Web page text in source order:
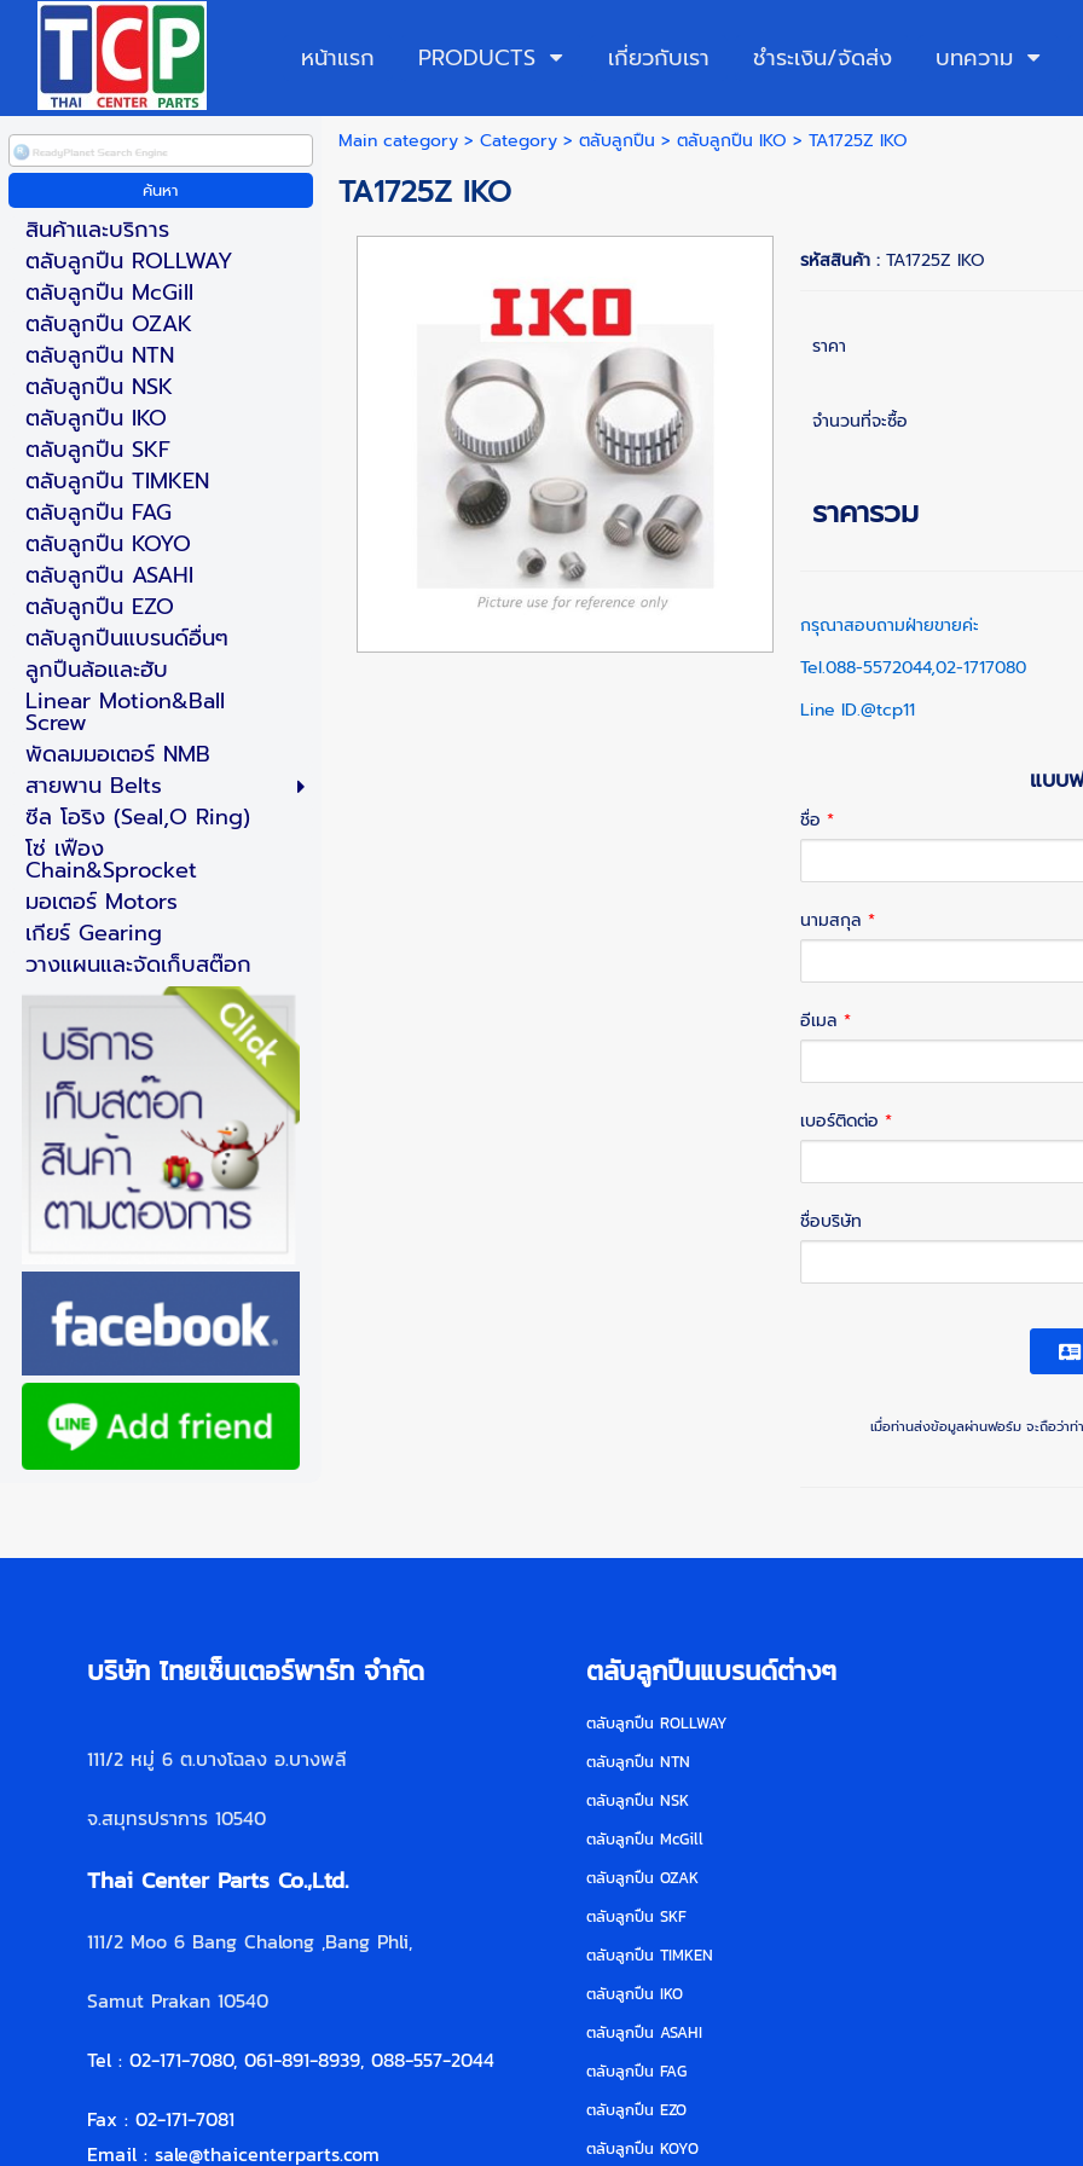
หน้าแรก PRODUCTS เกี่ยวกับเรา ชำระเงิน/จัดส่ง บทความ
สินค้าและบริการ
ตลับลูกปืน ROLLWAY
ตลับลูกปืน McGill
ตลับลูกปืน OZAK
ตลับลูกปืน NTN
ตลับลูกปืน NSK
ตลับลูกปืน IKO
ตลับลูกปืน SKF
ตลับลูกปืน TIMKEN
ตลับลูกปืน FAG
ตลับลูกปืน KOYO
ตลับลูกปืน ASAHI
ตลับลูกปืน EZO
ตลับลูกปืนแบรนด์อื่นๆ
ลูกปืนล้อและฮับ
Linear Motion&Ball
Screw
พัดลมมอเตอร์ NMB
สายพาน Belts
ซีล โอริง (Seal,O Ring)
โซ่ เฟือง
Chain&Sprocket
มอเตอร์ Motors
เกียร์ Gearing
วางแผนและจัดเก็บสต๊อก
Main category> Category> ตลับลูกปืน > ตลับลูกปืน IKO > TA1725Z IKO
TA1725Z IKO
รหัสสินค้า : TA1725Z IKO
ราคา
จำนวนที่จะซื้อ
ราคารวม
กรุณาสอบถามฝ่ายขายค่ะ
Tel.088-5572044,02-1717080
Line ID.@tcp11
แบบ
ชื่อ *
นามสกุล *
อีเมล *
เบอร์ติดต่อ *
ชื่อบริษัท
เมื่อท่านส่งข้อมูลผ่านฟอร์ม จะถือว่าท่
บริษัท ไทยเซ็นเตอร์พาร์ท จำกัด
111/2 หมู่ 6 ต.บางโฉลง อ.บางพลี
จ.สมุทรปราการ 10540
Thai Center Parts Co.,Ltd.
111/2 Moo 6 Bang Chalong ,Bang Phli,
Samut Prakan 10540
Tel : 02-171-7080, 061-891-8939, 088-557-2044
Fax : 02-171-7081
Email : sale@thaicenterparts.com
ตลับลูกปืนแบรนด์ต่างๆ
ตลับลูกปืน ROLLWAY
ตลับลูกปืน NTN
ตลับลูกปืน NSK
ตลับลูกปืน McGill
ตลับลูกปืน OZAK
ตลับลูกปืน SKF
ตลับลูกปืน TIMKEN
ตลับลูกปืน IKO
ตลับลูกปืน ASAHI
ตลับลูกปืน FAG
ตลับลูกปืน EZO
ตลับลูกปืน KOYO